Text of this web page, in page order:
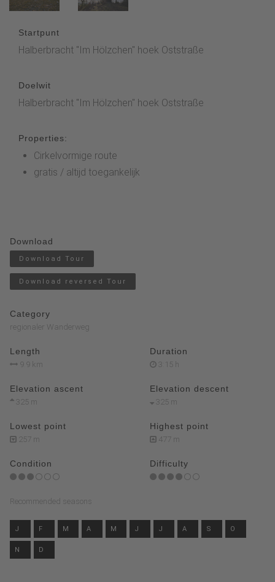
Startpunt
Halberbracht "Im Hölzchen" hoek Oststraße
Doelwit
Halberbracht "Im Hölzchen" hoek Oststraße
Properties:
Cirkelvormige route
gratis / altijd toegankelijk
Download
Download Tour
Download reversed Tour
Category
regionaler Wanderweg
Length
9.9 km
Duration
3:15 h
Elevation ascent
325 m
Elevation descent
325 m
Lowest point
257 m
Highest point
477 m
Condition Difficulty
Recommended seasons
J F M A M J J A S O
N D